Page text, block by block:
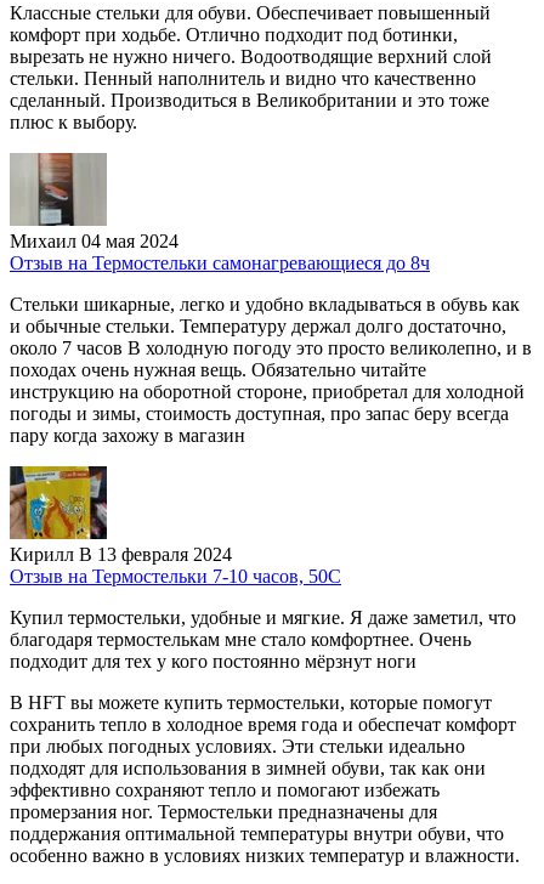
Классные стельки для обуви. Обеспечивает повышенный
комфорт при ходьбе. Отлично подходит под ботинки,
вырезать не нужно ничего. Водоотводящие верхний слой
стельки. Пенный наполнитель и видно что качественно
сделанный. Производиться в Великобритании и это тоже
плюс к выбору.
Михаил 04 мая 2024
Отзыв на Термостельки самонагревающиеся до 8ч
Стельки шикарные, легко и удобно вкладываться в обувь как
и обычные стельки. Температуру держал долго достаточно,
около 7 часов В холодную погоду это просто великолепно, и в
походах очень нужная вещь. Обязательно читайте
инструкцию на оборотной стороне, приобретал для холодной
погоды и зимы, стоимость доступная, про запас беру всегда
пару когда захожу в магазин
Кирилл В 13 февраля 2024
Отзыв на Термостельки 7-10 часов, 50С
Купил термостельки, удобные и мягкие. Я даже заметил, что
благодаря термостелькам мне стало комфортнее. Очень
подходит для тех у кого постоянно мёрзнут ноги
В HFT вы можете купить термостельки, которые помогут
сохранить тепло в холодное время года и обеспечат комфорт
при любых погодных условиях. Эти стельки идеально
подходят для использования в зимней обуви, так как они
эффективно сохраняют тепло и помогают избежать
промерзания ног. Термостельки предназначены для
поддержания оптимальной температуры внутри обуви, что
особенно важно в условиях низких температур и влажности.